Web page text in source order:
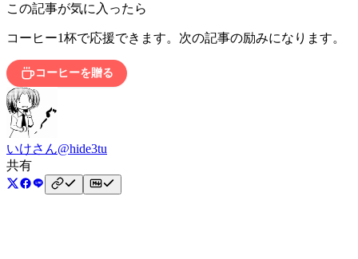
この記事が気に入ったら
コーヒー1杯で応援できます。次の記事の励みになります。
コーヒーを贈る
いけさん@hide3tu
共有